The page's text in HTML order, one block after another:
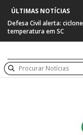
ÚLTIMAS NOTÍCIAS
Defesa Civil alerta:
temperatura em SC